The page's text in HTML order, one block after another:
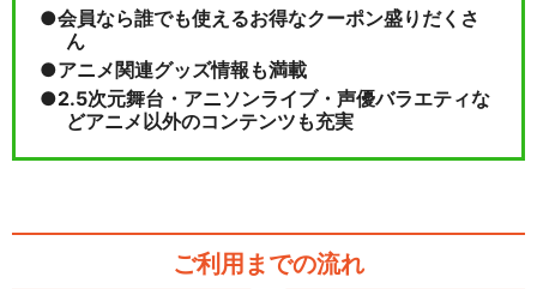
会員なら誰でも使えるお得なクーポン盛りだくさ
ん
アニメ関連グッズ情報も満載
2.5次元舞台・アニソンライブ・声優バラエティな
どアニメ以外のコンテンツも充実
ご利用までの流れ